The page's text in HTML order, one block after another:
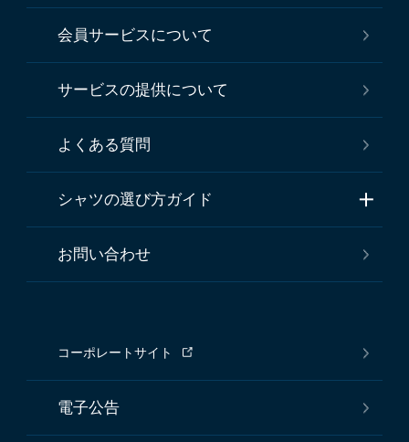
会員サービスについて
サービスの提供について
よくある質問
シャツの選び方ガイド
お問い合わせ
コーポレートサイト
電子公告